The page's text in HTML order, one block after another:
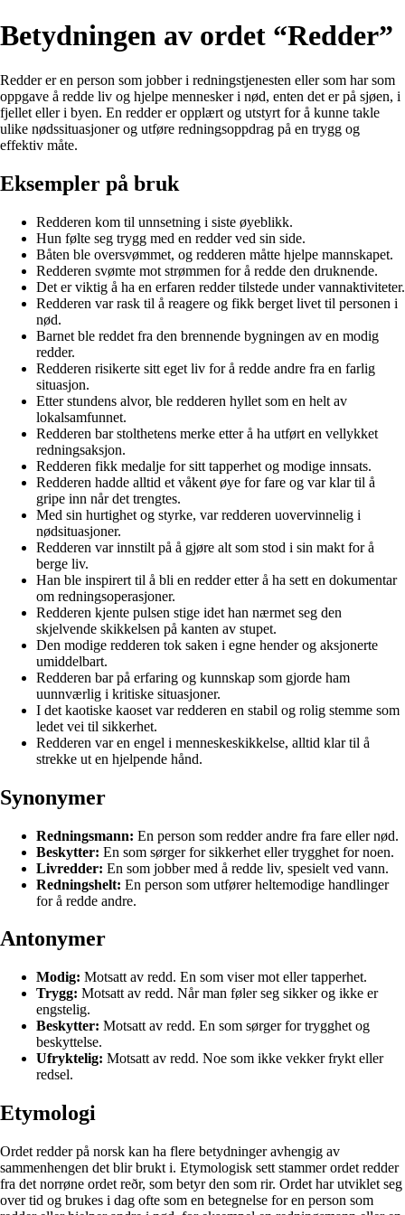
Betydningen av ordet “Redder”
Redder er en person som jobber i redningstjenesten eller som har som
oppgave å redde liv og hjelpe mennesker i nød, enten det er på sjøen, i
fjellet eller i byen. En redder er opplært og utstyrt for å kunne takle
ulike nødssituasjoner og utføre redningsoppdrag på en trygg og
effektiv måte.
Eksempler på bruk
Redderen kom til unnsetning i siste øyeblikk.
Hun følte seg trygg med en redder ved sin side.
Båten ble oversvømmet, og redderen måtte hjelpe mannskapet.
Redderen svømte mot strømmen for å redde den druknende.
Det er viktig å ha en erfaren redder tilstede under vannaktiviteter.
Redderen var rask til å reagere og fikk berget livet til personen i
nød.
Barnet ble reddet fra den brennende bygningen av en modig
redder.
Redderen risikerte sitt eget liv for å redde andre fra en farlig
situasjon.
Etter stundens alvor, ble redderen hyllet som en helt av
lokalsamfunnet.
Redderen bar stolthetens merke etter å ha utført en vellykket
redningsaksjon.
Redderen fikk medalje for sitt tapperhet og modige innsats.
Redderen hadde alltid et våkent øye for fare og var klar til å
gripe inn når det trengtes.
Med sin hurtighet og styrke, var redderen uovervinnelig i
nødsituasjoner.
Redderen var innstilt på å gjøre alt som stod i sin makt for å
berge liv.
Han ble inspirert til å bli en redder etter å ha sett en dokumentar
om redningsoperasjoner.
Redderen kjente pulsen stige idet han nærmet seg den
skjelvende skikkelsen på kanten av stupet.
Den modige redderen tok saken i egne hender og aksjonerte
umiddelbart.
Redderen bar på erfaring og kunnskap som gjorde ham
uunnværlig i kritiske situasjoner.
I det kaotiske kaoset var redderen en stabil og rolig stemme som
ledet vei til sikkerhet.
Redderen var en engel i menneskeskikkelse, alltid klar til å
strekke ut en hjelpende hånd.
Synonymer
Redningsmann: En person som redder andre fra fare eller nød.
Beskytter: En som sørger for sikkerhet eller trygghet for noen.
Livredder: En som jobber med å redde liv, spesielt ved vann.
Redningshelt: En person som utfører heltemodige handlinger
for å redde andre.
Antonymer
Modig: Motsatt av redd. En som viser mot eller tapperhet.
Trygg: Motsatt av redd. Når man føler seg sikker og ikke er
engstelig.
Beskytter: Motsatt av redd. En som sørger for trygghet og
beskyttelse.
Ufryktelig: Motsatt av redd. Noe som ikke vekker frykt eller
redsel.
Etymologi
Ordet redder på norsk kan ha flere betydninger avhengig av
sammenhengen det blir brukt i. Etymologisk sett stammer ordet redder
fra det norrøne ordet reðr, som betyr den som rir. Ordet har utviklet seg
over tid og brukes i dag ofte som en betegnelse for en person som